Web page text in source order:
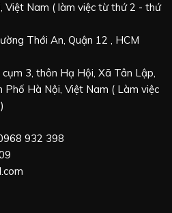
Việt Nam ( làm việc từ thứ 2 - thứ
Thới An, Quận 12 , HCM
3, thôn Hạ Hội, Xã Tân Lập,
Phố Hà Nội, Việt Nam ( Làm việc
932 398